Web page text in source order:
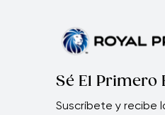
Sé El Primero
Suscríbete y recibe